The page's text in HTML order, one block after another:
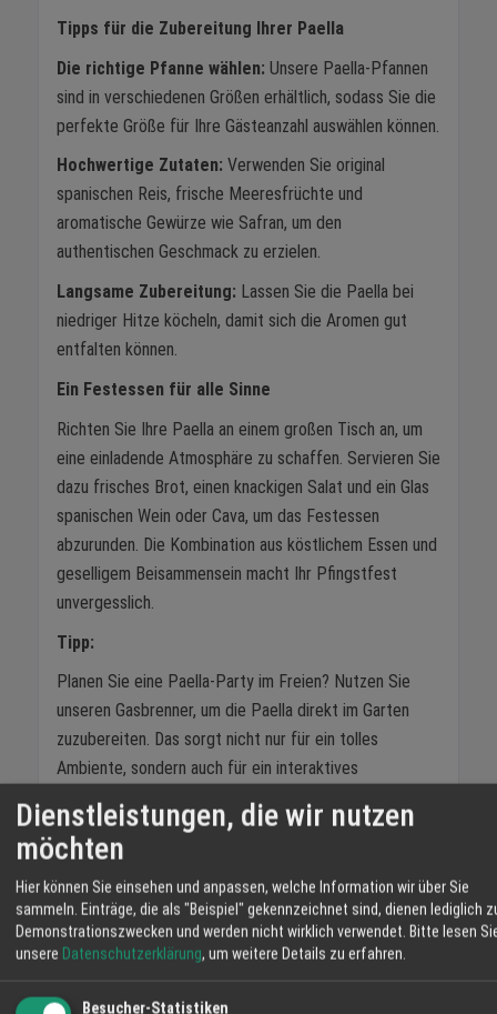
Tipps für die Zubereitung Ihrer Paella
Die richtige Pfanne wählen: Unsere Paella-Pfannen
sind in verschiedenen Größen erhältlich, sodass Sie die
perfekte Größe für Ihre Gästeanzahl auswählen können.
Hochwertige Zutaten: Verwenden Sie original
spanischen Reis, frische Meeresfrüchte und
aromatische Gewürze wie Safran, um den
authentischen Geschmack zu erzielen.
Langsame Zubereitung: Lassen Sie die Paella bei
niedriger Hitze köcheln, damit sich die Aromen gut
entfalten können.
Ein Festessen für alle Sinne
Richten Sie Ihre Paella an einem großen Tisch an, um
eine einladende Atmosphäre zu schaffen. Servieren Sie
dazu frisches Brot, einen knackigen Salat und ein Glas
spanischen Wein oder Cava, um das Festessen
abzurunden. Die Kombination aus köstlichem Essen und
geselligem Beisammensein macht Ihr Pfingstfest
unvergesslich.
Tipp:
Planen Sie eine Paella-Party im Freien? Nutzen Sie
unseren Gasbrenner, um die Paella direkt im Garten
zuzubereiten. Das sorgt nicht nur für ein tolles
Ambiente, sondern auch für ein interaktives
Kocherlebnis, bei dem Ihre Gäste aktiv teilnehmen
können.
Entdecken Sie die Vielfalt unserer Paella-Pfannen und
Zubehör bei
www.der-spanien-shop.de
Erlebnis. Bestellen Sie jetzt und bringen Sie ein Stück
Dienstleistungen, die wir nutzen
möchten
Hier können Sie einsehen und anpassen, welche Information wir über Sie
sammeln. Einträge, die als "Beispiel" gekennzeichnet sind, dienen lediglich
Demonstrationszwecken und werden nicht wirklich verwendet. Bitte lesen
unsere Datenschutzerklärung, um weitere Details zu erfahren.
Besucher-Statistiken